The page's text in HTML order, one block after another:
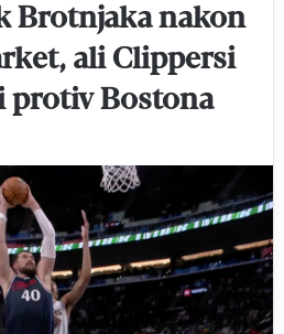
Brotnjaka nakon
ali Clippersi
protiv Bostona